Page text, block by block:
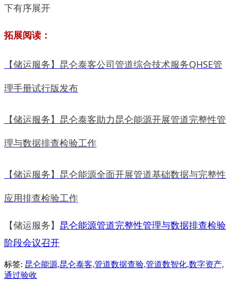
下有序展开
拓展阅读：
【储运服务】昆仑泰客公司管道综合技术服务QHSE管
理手册试行版发布
【储运服务】昆仑泰客助力昆仑能源开展管道完整性管
理与数据排查检验工作
【储运服务】昆仑能源全面开展管道基础数据与完整性
应用排查检验工作
【储运服务】 昆仑能源管道完整性管理与数据排查检验
阶段会议召开
标签: 昆仑能源,昆仑泰客,管道数据查验,管道数智化,数字资产,
通过验收